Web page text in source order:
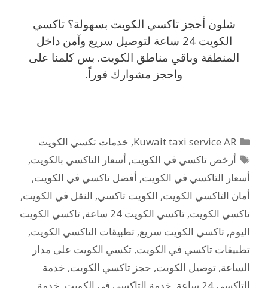
شلون أحجز تاكسي الكويت بسهولة؟ تاكسي
الكويت 24 ساعة لتوصيل سريع وآمن داخل
المنطقة وباقي مناطق الكويت. بس كلمنا على
واحجز مشوارك فوراً.
التصنيفات
Kuwait taxi service AR
, خدمات تكسي الكويت
الوسوم
أرخص تاكسي في الكويت, أسعار التاكسي بالكويت,
أسعار التاكسي في الكويت, أفضل تاكسي في الكويت,
أمان التاكسي الكويت, الكويت تاكسي, النقل في الكويت,
تاكسي الكويت, تاكسي الكويت 24 ساعة , تاكسي الكويت
اليوم, تاكسي الكويت سريع, تطبيقات التاكسي الكويت,
تطبيقات تاكسي في الكويت, تكسي الكويت على مدار
الساعة, توصيل الكويت, حجز تاكسي الكويت, خدمة